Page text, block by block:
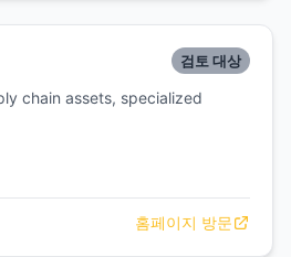
검토 대상
chain assets, specialized
홈페이지 방문